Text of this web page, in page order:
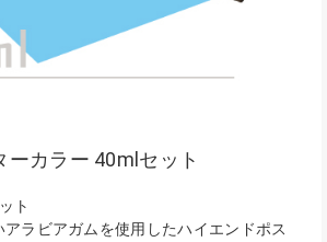
ーカラー 40mlセット
ト
ラビアガムを使用したハイエンドポス